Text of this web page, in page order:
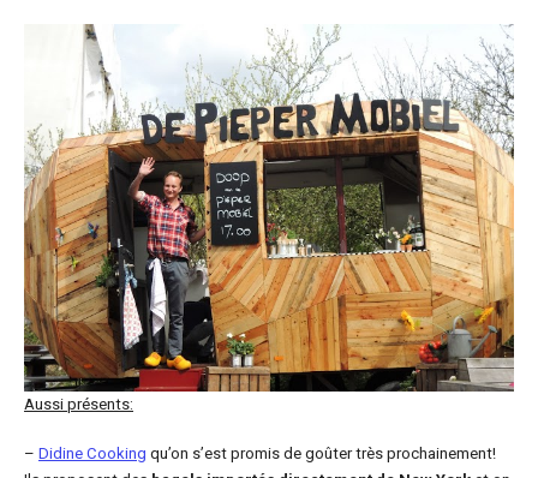
Aussi présents:
– Didine Cooking qu’on s’est promis de goûter très prochainement!